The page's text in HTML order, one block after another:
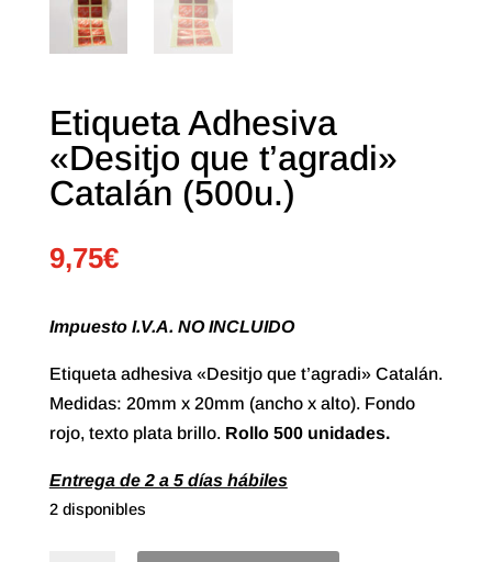
Etiqueta Adhesiva
«Desitjo que t’agradi»
Catalán (500u.)
9,75€
Impuesto I.V.A. NO INCLUIDO
Etiqueta adhesiva «Desitjo que t’agradi» Catalán.
Medidas: 20mm x 20mm (ancho x alto). Fondo
rojo, texto plata brillo. Rollo 500 unidades.
Entrega de 2 a 5 días hábiles
2 disponibles